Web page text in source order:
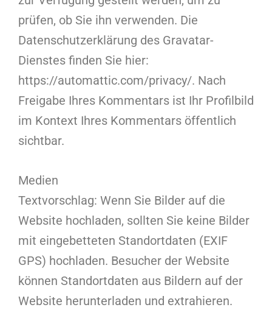
prüfen, ob Sie ihn verwenden. Die
Datenschutzerklärung des Gravatar-
Dienstes finden Sie hier:
https://automattic.com/privacy/. Nach
Freigabe Ihres Kommentars ist Ihr Profilbild
im Kontext Ihres Kommentars öffentlich
sichtbar.
Medien
Textvorschlag: Wenn Sie Bilder auf die
Website hochladen, sollten Sie keine Bilder
mit eingebetteten Standortdaten (EXIF
GPS) hochladen. Besucher der Website
können Standortdaten aus Bildern auf der
Website herunterladen und extrahieren.